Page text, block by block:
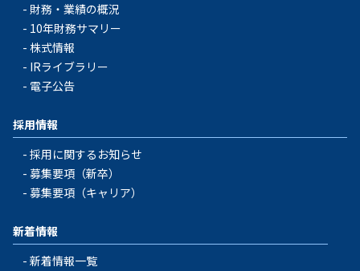
財務・業績の概況
10年財務サマリー
株式情報
IRライブラリー
電子公告
採用情報
採用に関するお知らせ
募集要項（新卒）
募集要項（キャリア）
新着情報
新着情報一覧